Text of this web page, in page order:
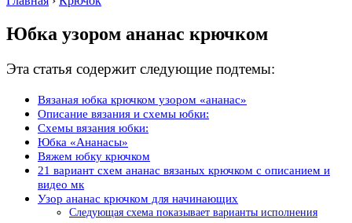
Юбка узором ананас крючком
Эта статья содержит следующие подтемы:
Вязаная юбка крючком узором «ананас»
Описание вязания и схемы юбки:
Схемы вязания юбки:
Юбка «Ананасы»
Вяжем юбку крючком
21 вариант схем ананас вязаных крючком с описанием и
видео мк
Узор ананас крючком для начинающих
Следующая схема показывает варианты исполнения